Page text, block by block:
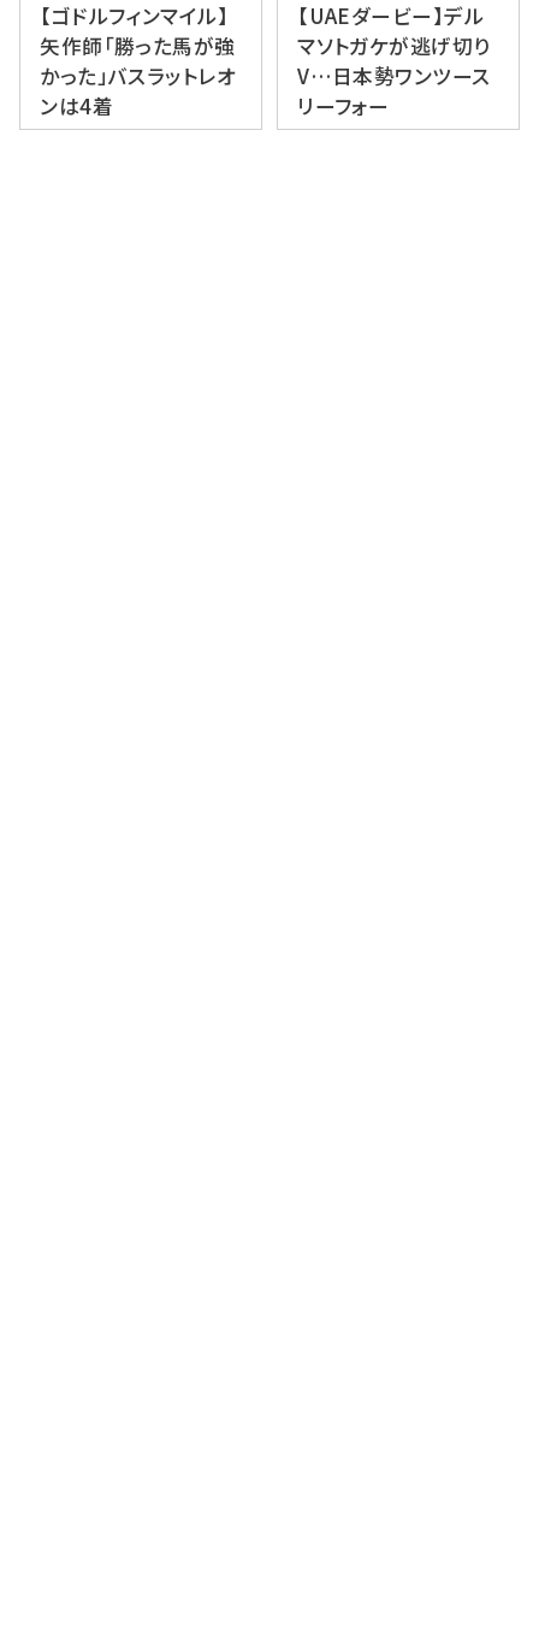
【ゴドルフィンマイル】
矢作師「勝った馬が強
かった」バスラットレオ
ンは4着
【UAEダービー】デル
マソトガケが逃げ切り
V…日本勢ワンツース
リーフォー